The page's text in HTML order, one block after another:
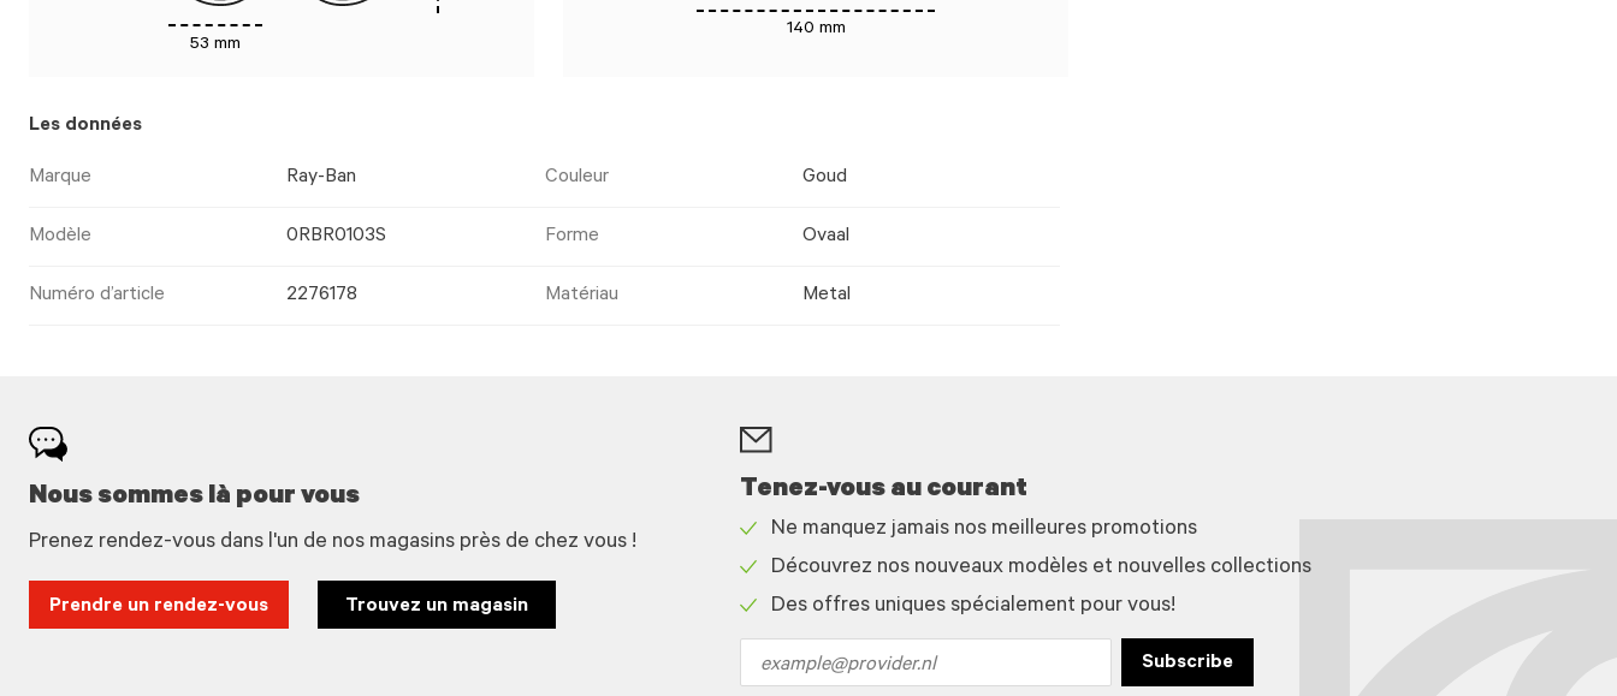
53 mm
140 mm
Les données
Marque Ray-Ban Couleur Goud
Modèle 0RBR0103S Forme Ovaal
Numéro d’article 2276178 Matériau Metal
Nous sommes là pour vous
Prenez rendez-vous dans l'un de nos magasins près de chez vous !
Prendre un rendez-vous Trouvez un magasin
Tenez-vous au courant
icon
Ne manquez jamais nos meilleures promotions
icon
Découvrez nos nouveaux modèles et nouvelles collections
Des offres uniques spécialement pour vous!
address
Subscribe